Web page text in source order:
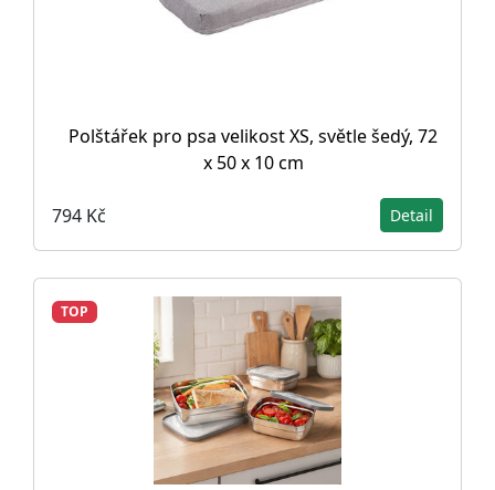
Polštářek pro psa velikost XS, světle šedý, 72
x 50 x 10 cm
794 Kč Detail
TOP